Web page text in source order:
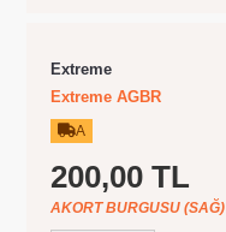
Extreme
Extreme AGBR
A
200,00 TL
AKORT BURGUSU (SAĞ)